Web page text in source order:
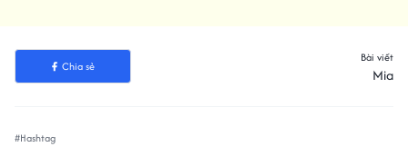
Chia sẻ
Bài viết
Mia
#Hashtag